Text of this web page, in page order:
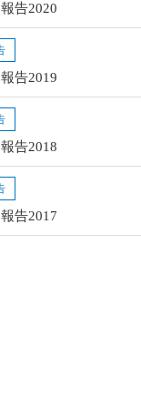
告2020
告2019
告2018
告2017